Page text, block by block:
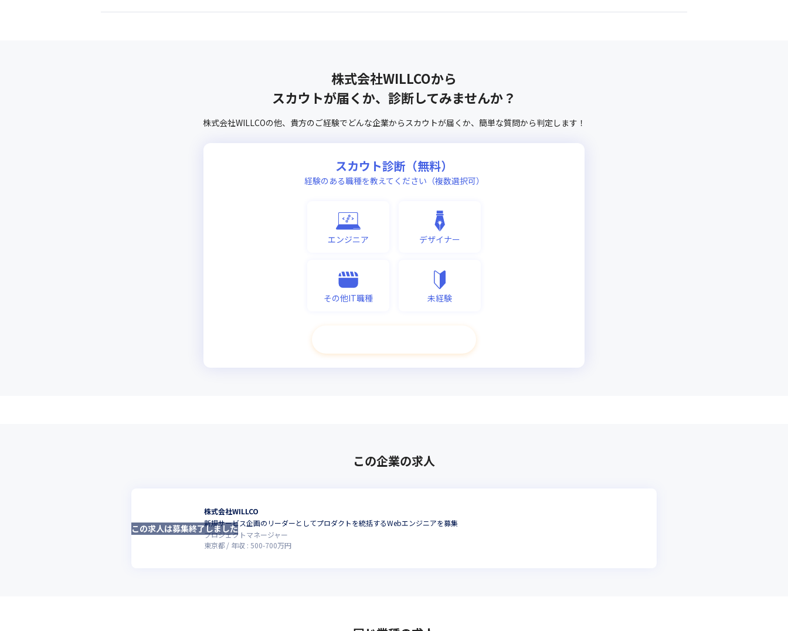
株式会社WILLCOから
スカウトが届くか、診断してみませんか？
株式会社WILLCOの他、 貴方のご経験でどんな企業からスカウトが届くか、 簡単な質問から判定します！
スカウト診断（無料）
経験のある職種を教えてください（複数選択可）
エンジニア デザイナー
その他IT職種 未経験
この企業の求人
株式会社WILLCO
新規サービス企画のリーダーとしてプロダクトを統括するWebエンジニアを募集
プロジェクトマネージャー
東京都
年収 : 500-700万円
この求人は募集終了しました